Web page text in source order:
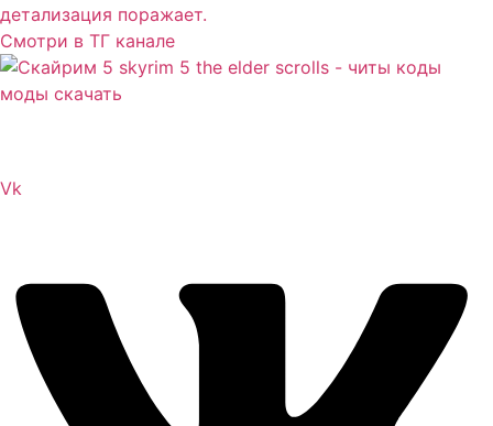
детализация поражает.
Смотри в ТГ канале
Vk